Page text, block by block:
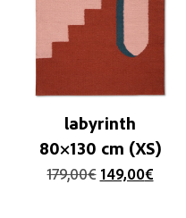
labyrinth
80×130 cm (XS)
179,00€ 149,00€